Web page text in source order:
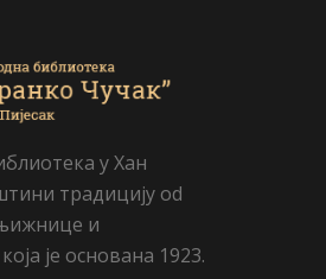
у Хан
традицију od
и
је основана 1923.